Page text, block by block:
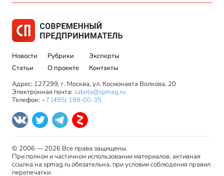
Новости
Статьи
Рубрики
О проекте
Эксперты
Контакты
Адрес: 127299, г. Москва, ул. Космонавта Волкова, 20
Электронная почта: zabota@spmag.ru
Телефон: +7 (495) 189-00-35
© 2006 — 2026 Все права защищены.
При полном и частичном использовании материалов, активная
ссылка на spmag.ru обязательна, при условии соблюдения правил
перепечатки.